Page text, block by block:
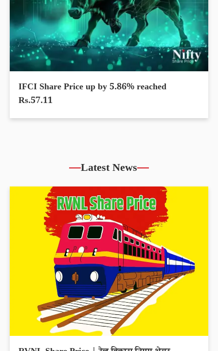
IFCI Share Price up by 5.86% reached
Rs.57.11
Latest News